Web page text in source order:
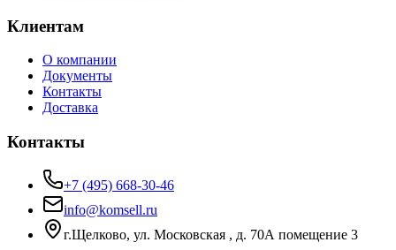
Клиентам
О компании
Документы
Контакты
Доставка
Контакты
+7 (495) 668-30-46
info@komsell.ru
г.Щелково, ул. Московская , д. 70А помещение 3